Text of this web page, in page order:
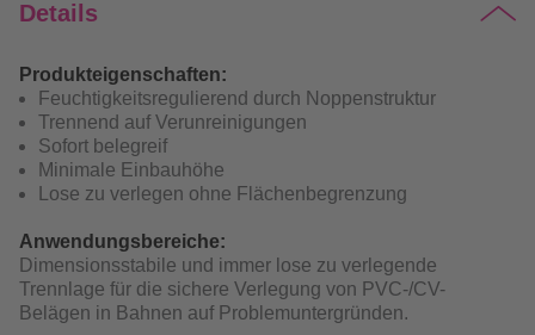
Details
Produkteigenschaften:
Feuchtigkeitsregulierend durch Noppenstruktur
Trennend auf Verunreinigungen
Sofort belegreif
Minimale Einbauhöhe
Lose zu verlegen ohne Flächenbegrenzung
Anwendungsbereiche:
Dimensionsstabile und immer lose zu verlegende
Trennlage für die sichere Verlegung von PVC-/CV-
Belägen in Bahnen auf Problemuntergründen.